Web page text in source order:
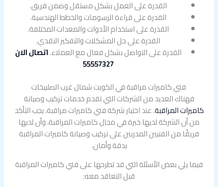
القدرة على العمل بشكل مستقل وضمن فريق.
القدرة على قراءة الرسومات والخطط الهندسية.
القدرة على استخدام الأدوات والمعدات المختلفة.
القدرة على حل المشكلات والتفكير النقدي.
القدرة على التواصل بشكل فعال مع العملاء.اتصال الان
55557327
فني كاميرات مراقبة في الكويت شمال غرب الصلبيخات
فهناك العديد من الشركات التي تقدم خدمات تركيب وصيانة
كاميرات المراقبة. عند اختيار شركة فني كاميرات مراقبة، يجب التأكد
من أن الشركة لديها خبرة في مجال كاميرات المراقبة، وأن لديها
فريقًا من الفنيين المدربين على تركيب وصيانة كاميرات المراقبة
بدقة وأمان.
فيما يلي بعض الأسئلة التي قد تطرحها على فني كاميرات المراقبة
قبل التعاقد معه: